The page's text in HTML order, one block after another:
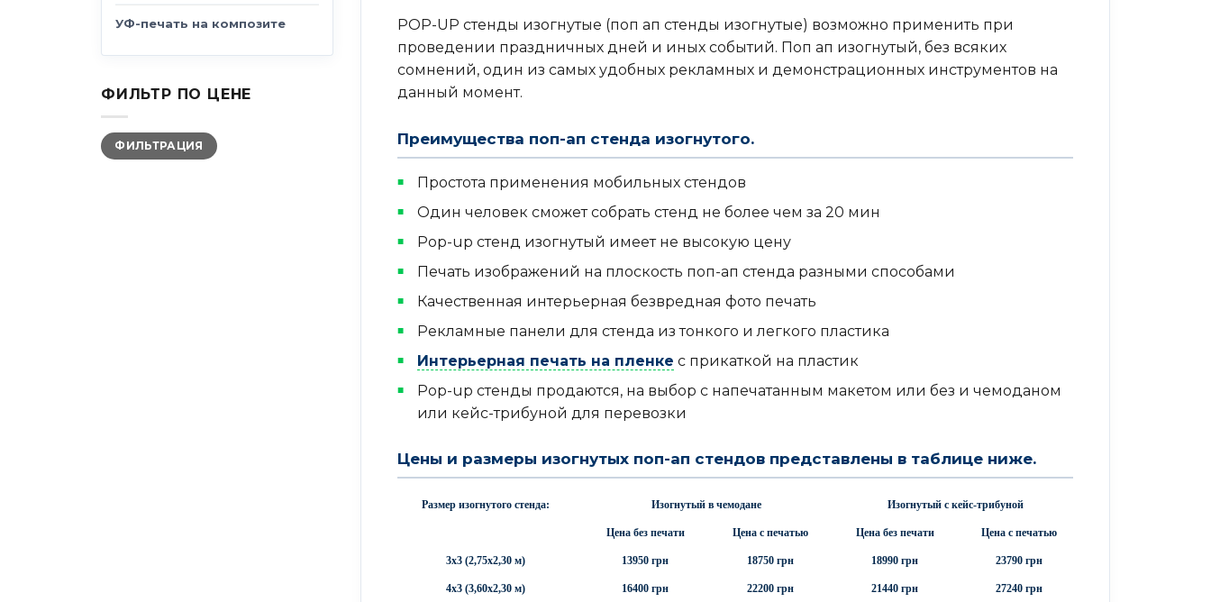
УФ-печать на композите
ФИЛЬТР ПО ЦЕНЕ
Минимальная
цена
Максимальная
ценаФИЛЬТРАЦИЯ
POP-UP стенды изогнутые (поп ап стенды изогнутые) возможно применить при
проведении праздничных дней и иных событий. Поп ап изогнутый, без всяких
сомнений, один из самых удобных рекламных и демонстрационных инструментов на
данный момент.
Преимущества поп-ап стенда изогнутого.
Простота применения мобильных стендов
Один человек сможет собрать стенд не более чем за 20 мин
Pop-up стенд изогнутый имеет не высокую цену
Печать изображений на плоскость поп-ап стенда разными способами
Качественная интерьерная безвредная фото печать
Рекламные панели для стенда из тонкого и легкого пластика
Интерьерная печать на пленке с прикаткой на пластик
Pop-up стенды продаются, на выбор с напечатанным макетом или без и чемоданом
или кейс-трибуной для перевозки
Цены и размеры изогнутых поп-ап стендов представлены в таблице ниже.
Размер изогнутого стенда: Изогнутый в чемодане Изогнутый с кейс-трибуной
Цена без печати Цена с печатью Цена без печати Цена с печатью
3х3 (2,75х2,30 м) 13950 грн 18750 грн 18990 грн 23790 грн
4х3 (3,60х2,30 м) 16400 грн 22200 грн 21440 грн 27240 грн